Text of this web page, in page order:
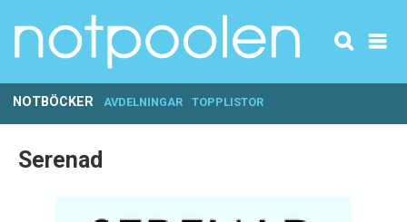
NOTBÖCKER AVDELNINGAR TOPPLISTOR
Serenad